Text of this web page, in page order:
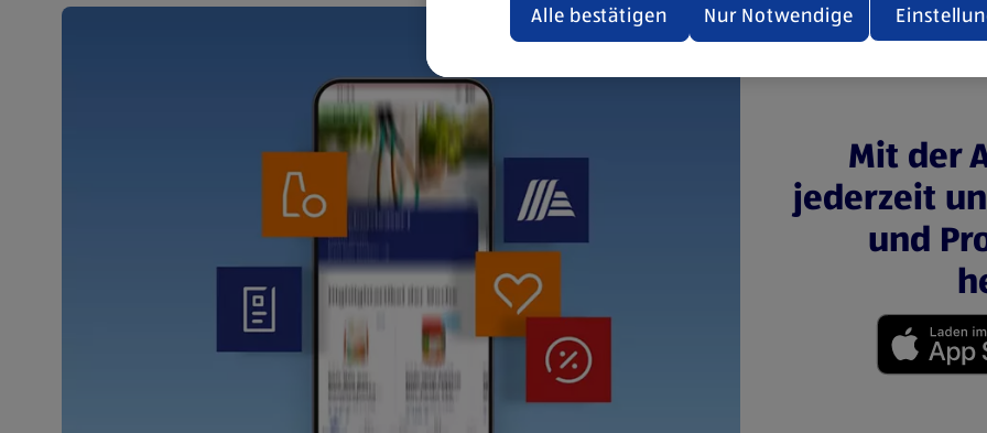
Mit der
jederzeit
und
Datenschutzerklärung zur Verfügung.
Übersicht der Webseitenbetreiber und Datenschutzerklärungen
Nur Notwendige
Alle bestätigen